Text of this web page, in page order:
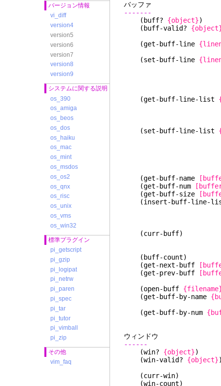
バージョン情報
vi_diff
version4
version5
version6
version7
version8
version9
システムに関する説明
os_390
os_amiga
os_beos
os_dos
os_haiku
os_mac
os_mint
os_msdos
os_os2
os_qnx
os_risc
os_unix
os_vms
os_win32
標準プラグイン
pi_getscript
pi_gzip
pi_logipat
pi_netrw
pi_paren
pi_spec
pi_tar
pi_tutor
pi_vimball
pi_zip
その他
vim_faq
バ
-------
(buff? {object}) オ
(buff-valid?
(get-buff-line
(set-buff-line
(get-buff-line-list
(set-buff-line-list
(get-buff-name
(get-buff-num
(get-buff-size
(insert-buff-line-
(curr-buff) カレン
(buff-count) バ
(get-next-buff
(get-prev-buff
(open-buff
(get-buff-by-name
(get-buff-by-num
ウィ
------
(win? {object}) オ
(win-valid? {object}
(curr-win) カレン
(win-count) ウ